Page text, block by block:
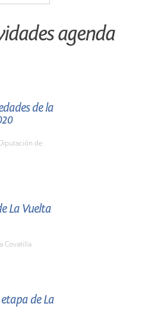
agenda
de la
de
La Vuelta
Covatilla
de La